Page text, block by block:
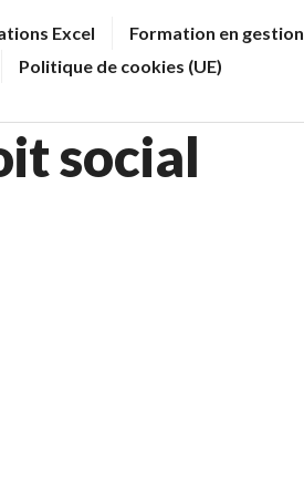
Excel
Formation en gestion
Politique de cookies (UE)
social